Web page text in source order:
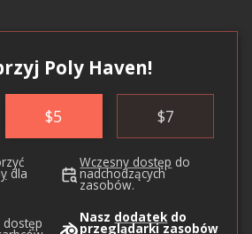
Poly Haven!
$5 $7
dla
Wczesny dostęp do
nadchodzących
zasobów.
dostęp Nasz dodatek do
przeglądarki zasobów